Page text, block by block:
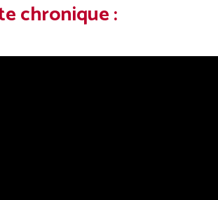
chronique :